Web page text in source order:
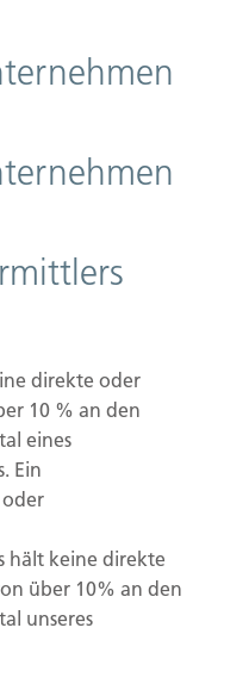
ist Ihr
direkte oder
10 % an den
eines
Ein
hält keine direkte
über 10% an den
unseres